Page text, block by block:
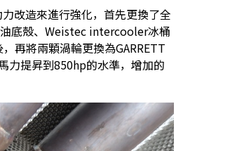
改造來進行強化，首先更換了全
底殼、Weistec intercooler冰桶
再將兩顆渦輪更換為GARRETT
力提昇到850hp的水準，增加的